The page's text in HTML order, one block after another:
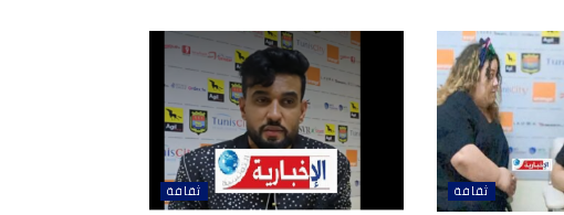
ثقافة ثقافة